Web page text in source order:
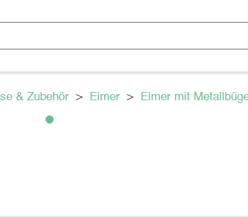
& Zubehör > Eimer > Eimer mit